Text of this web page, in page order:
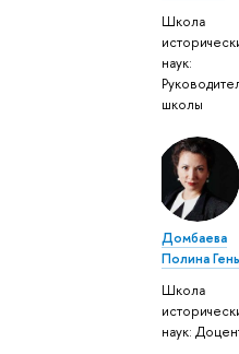
Школа
наук:
школы
Домбаева
Полина
Школа
наук: